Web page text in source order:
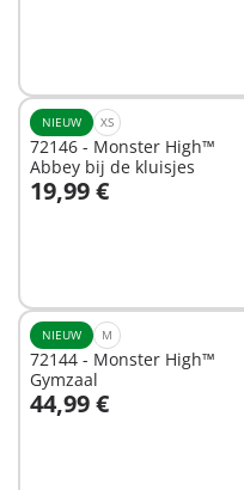
NIEUW XS
72146 - Monster High™
Abbey bij de kluisjes
19,99 €
In winkelwagen
NIEUW M
72144 - Monster High™
Gymzaal
44,99 €
In winkelwagen